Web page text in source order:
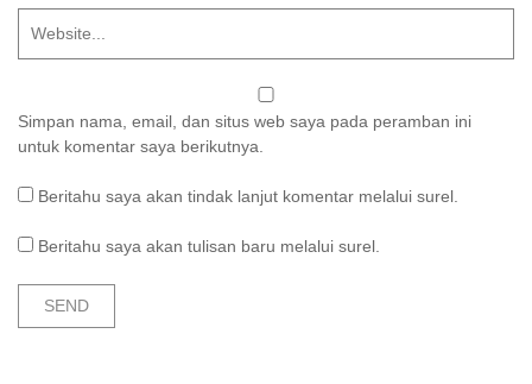
Simpan nama, email, dan situs web saya pada peramban ini
untuk komentar saya berikutnya.
Beritahu saya akan tindak lanjut komentar melalui surel.
Beritahu saya akan tulisan baru melalui surel.